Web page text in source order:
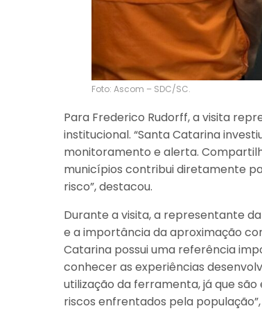
Foto: Ascom – SDC/SC.
Para Frederico Rudorff, a visita
institucional. “Santa Catarina
monitoramento e alerta.
municípios contribui diretamente
risco”, destacou.
Durante a visita, a representante
e a importância da aproximação
Catarina possui uma referência
conhecer as experiências
utilização da ferramenta, já que
riscos enfrentados pela